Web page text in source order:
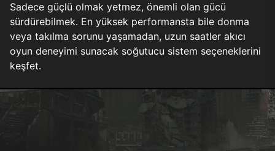
Sadece güçlü olmak yetmez, önemli olan gücü
sürdürebilmek. En yüksek performansta bile donma
veya takılma sorunu yaşamadan, uzun saatler akıcı
oyun deneyimi sunacak soğutucu sistem seçeneklerini
keşfet.